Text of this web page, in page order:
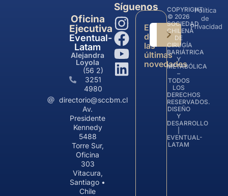
Oficina
Ejecutiva
Eventual-
Latam
Alejandra
Loyola
(56 2)
3251
4980
directorio@sccbm.cl
Av.
Presidente
Kennedy
5488
Torre Sur,
Oficina
303
Vitacura,
Santiago •
Chile
Síguenos
Entérate
de
las
últimas
novedades
COPYRIGHT
© 2026
SOCIEDAD
CHILENA
DE
CIRUGÍA
BARIÁTRICA
Y
METABÓLICA
–
TODOS
LOS
DERECHOS
RESERVADOS.
DISEÑO
Y
DESARROLLO
EVENTUAL-
LATAM
Política
de
Privacidad